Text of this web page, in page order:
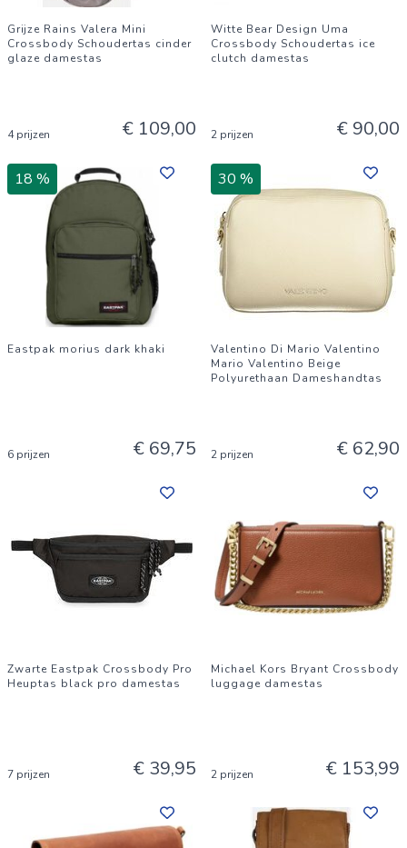
Grijze Rains Valera Mini
Crossbody Schoudertas cinder
glaze damestas
4 prijzen € 109,00
Witte Bear Design Uma
Crossbody Schoudertas ice
clutch damestas
2 prijzen € 90,00
18 %
Eastpak morius dark khaki
6 prijzen € 69,75
30 %
Valentino Di Mario Valentino
Mario Valentino Beige
Polyurethaan Dameshandtas
2 prijzen € 62,90
Zwarte Eastpak Crossbody Pro
Heuptas black pro damestas
7 prijzen € 39,95
Michael Kors Bryant Crossbody
luggage damestas
2 prijzen € 153,99